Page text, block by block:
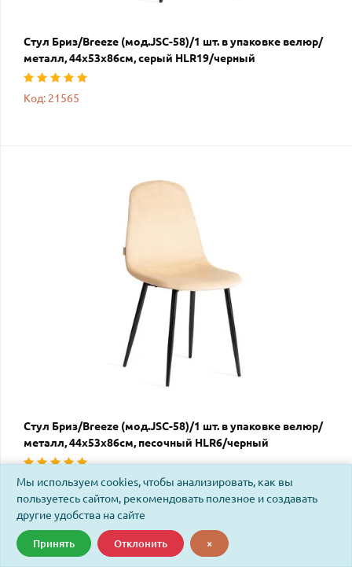
Стул Бриз/Breeze (мод.JSC-58)/1 шт. в упаковке велюр/
металл, 44х53х86см, серый HLR19/черный
Код: 21565
Стул Бриз/Breeze (мод.JSC-58)/1 шт. в упаковке велюр/
металл, 44х53х86см, песочный HLR6/черный
Код: 21571
Мы используем cookies, чтобы анализировать, как вы
пользуетесь сайтом, рекомендовать полезное и создавать
другие удобства на сайте
Принять Отклонить ×